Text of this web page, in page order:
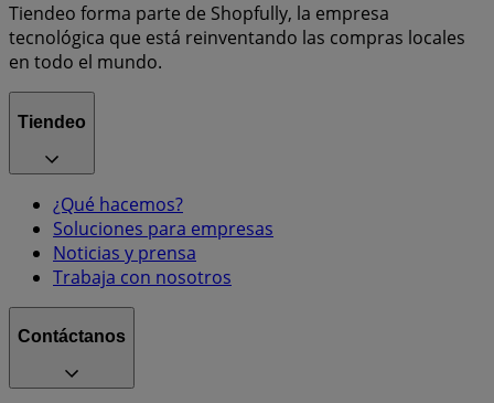
Tiendeo forma parte de Shopfully, la empresa
tecnológica que está reinventando las compras locales
en todo el mundo.
Tiendeo
¿Qué hacemos?
Soluciones para empresas
Noticias y prensa
Trabaja con nosotros
Contáctanos